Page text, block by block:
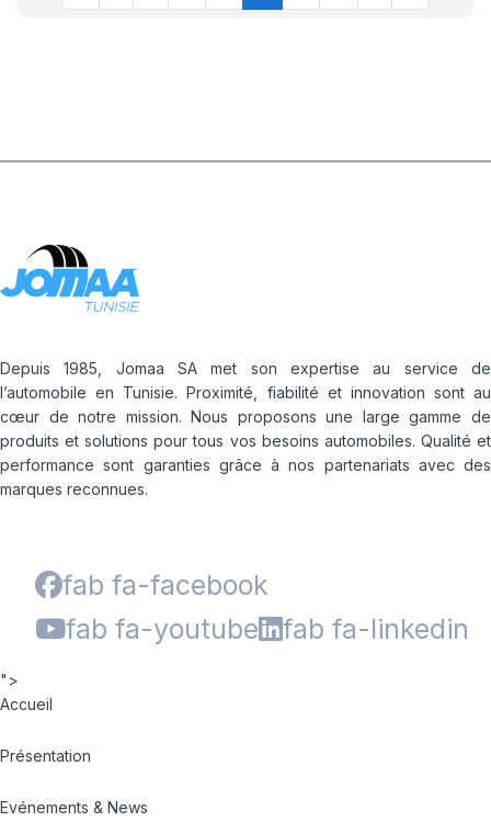
Depuis 1985, Jomaa SA met son expertise au service de
l’automobile en Tunisie. Proximité, fiabilité et innovation sont au
cœur de notre mission. Nous proposons une large gamme de
produits et solutions pour tous vos besoins automobiles. Qualité et
performance sont garanties grâce à nos partenariats avec des
marques reconnues.
fab fa-facebook
fab fa-youtube
fab fa-linkedin
">
Accueil
Présentation
Evénements & News